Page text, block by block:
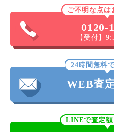
ご不明な点は
0120-
【受付】
24時間無料
WEB査
LINEで査定額